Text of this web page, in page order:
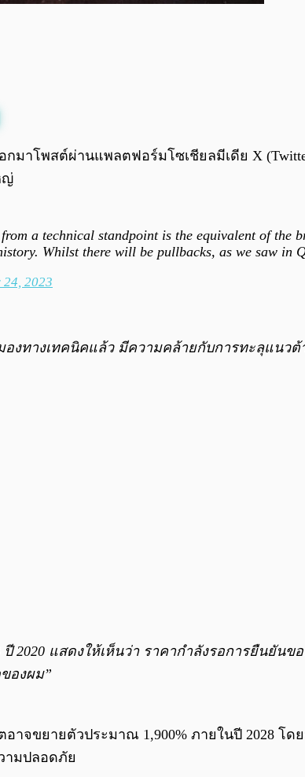
อกมาโพสต์ผ่านแพลตฟอร์มโซเชียลมีเดีย X
ญ่
a technical standpoint is the equivalent of the
Whilst there will be pullbacks, as we saw in
24, 2023
งทางเทคนิคแล้ว มีความคล้ายกับการทะลุแนว
2020 แสดงให้เห็นว่า ราคากำลังรอการยืนยัน
องผม”
อาจขยายตัวประมาณ 1,900% ภายในปี 2028 โ
ามปลอดภัย